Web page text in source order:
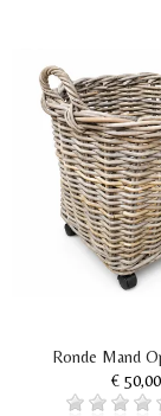
Ronde Mand
€ 50,00